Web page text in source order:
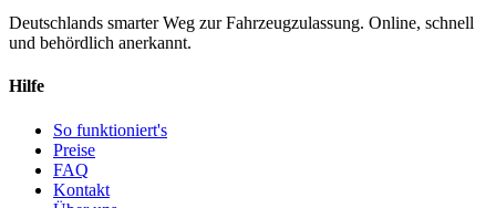
Deutschlands smarter Weg zur Fahrzeugzulassung. Online, schnell
und behördlich anerkannt.
Hilfe
So funktioniert's
Preise
FAQ
Kontakt